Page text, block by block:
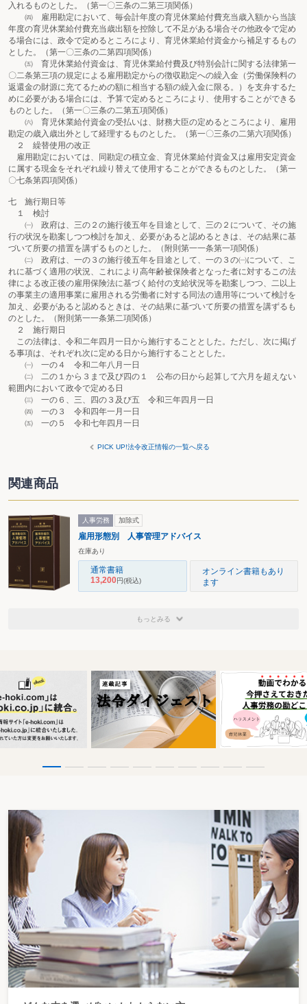
入れるものとした。（第一〇三条の二第三項関係）
㈣ 雇用勘定において、毎会計年度の育児休業給付費充当歳入額から当該
年度の育児休業給付費充当歳出額を控除して不足がある場合その他政令で定め
る場合には、政令で定めるところにより、育児休業給付資金から補足するもの
とした。（第一〇三条の二第四項関係）
㈤ 育児休業給付資金は、育児休業給付費及び特別会計に関する法律第一
〇二条第三項の規定による雇用勘定からの徴収勘定への繰入金（労働保険料の
返還金の財源に充てるための額に相当する額の繰入金に限る。）を支弁するた
めに必要がある場合には、予算で定めるところにより、使用することができる
ものとした。（第一〇三条の二第五項関係）
㈥ 育児休業給付資金の受払いは、財務大臣の定めるところにより、雇用
勘定の歳入歳出外として経理するものとした。（第一〇三条の二第六項関係）
２ 繰替使用の改正
雇用勘定においては、同勘定の積立金、育児休業給付資金又は雇用安定資金
に属する現金をそれぞれ繰り替えて使用することができるものとした。（第一
〇七条第四項関係）
七 施行期日等
１ 検討
㈠ 政府は、三の２の施行後五年を目途として、三の２について、その施
行の状況を勘案しつつ検討を加え、必要があると認めるときは、その結果に基
づいて所要の措置を講ずるものとした。（附則第一一条第一項関係）
㈡ 政府は、一の３の施行後五年を目途として、一の３の㈠について、こ
れに基づく適用の状況、これにより高年齢被保険者となった者に対するこの法
律による改正後の雇用保険法に基づく給付の支給状況等を勘案しつつ、二以上
の事業主の適用事業に雇用される労働者に対する同法の適用等について検討を
加え、必要があると認めるときは、その結果に基づいて所要の措置を講ずるも
のとした。（附則第一一条第二項関係）
２ 施行期日
この法律は、令和二年四月一日から施行することとした。ただし、次に掲げ
る事項は、それぞれ次に定める日から施行することとした。
㈠ 一の４ 令和二年八月一日
㈡ 二の１から３まで及び四の１ 公布の日から起算して六月を超えない
範囲内において政令で定める日
㈢ 一の６、三、四の３及び五 令和三年四月一日
㈣ 一の３ 令和四年一月一日
㈤ 一の５ 令和七年四月一日
PICK UP!法令改正情報の一覧へ戻る
関連商品
人事労務 加除式
雇用形態別 人事管理アドバイス
在庫あり
通常書籍
13,200円(税込)
オンライン書籍もあり
ます
もっとみる